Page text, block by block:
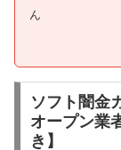
ん
ソフト闇金
オープン業
き】